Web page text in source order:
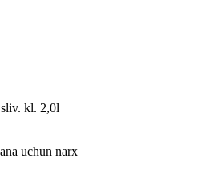
kl. 2,0l
uchun narx